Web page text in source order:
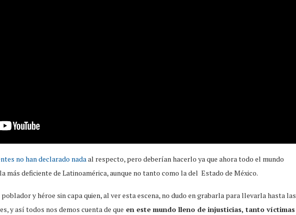
no han declarado nadaal respecto, pero deberían hacerlo ya que ahora todo el mundo
más deficiente de Latinoamérica, aunque no tanto como la del Estado de México.
y héroe sin capa quien, al ver esta escena, no dudo en grabarla para llevarla hasta las
y así todos nos demos cuenta de que en este mundo lleno de injusticias, tanto víctimas